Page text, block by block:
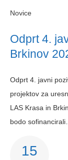
Novice
Odprt 4.
Brkinov
Odprt 4. javni
projektov za
LAS Krasa in
bodo sofinancirali…
15